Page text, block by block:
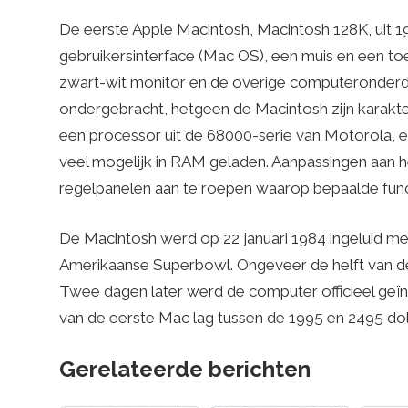
De eerste Apple Macintosh, Macintosh 128K, uit
gebruikersinterface (Mac OS), een muis en een
zwart-wit monitor en de overige
ondergebracht, hetgeen de Macintosh zijn
een processor uit de 68000-serie van Motorola,
veel mogelijk in RAM geladen. Aanpassingen
regelpanelen aan te roepen waarop bepaalde
De Macintosh werd op 22 januari 1984 ingeluid
Amerikaanse Superbowl. Ongeveer de helft van
Twee dagen later werd de computer officieel
van de eerste Mac lag tussen de 1995 en 2495
Gerelateerde berichten